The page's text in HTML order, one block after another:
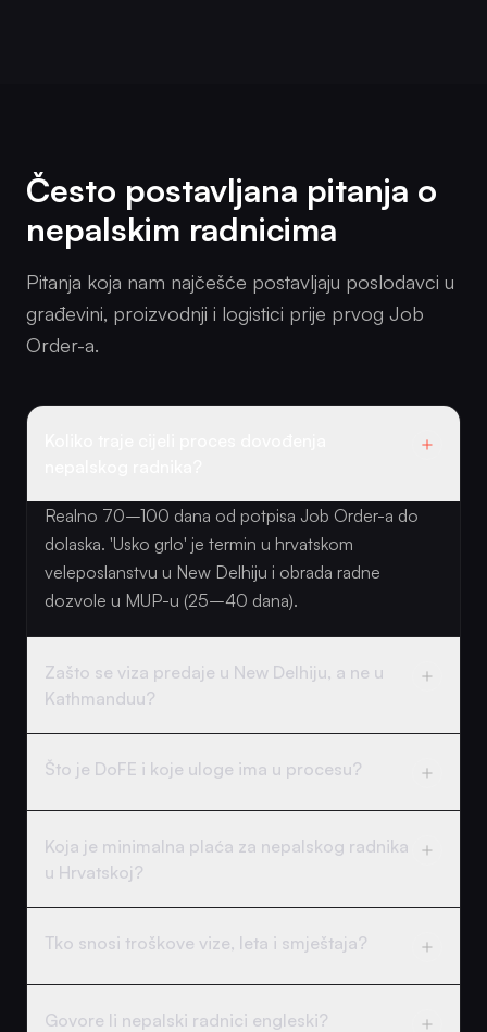
Često postavljana pitanja o
nepalskim radnicima
Pitanja koja nam najčešće postavljaju poslodavci u
građevini, proizvodnji i logistici prije prvog Job
Order-a.
Realno 70–100 dana od potpisa Job Order-a do
dolaska. 'Usko grlo' je termin u hrvatskom
veleposlanstvu u New Delhiju i obrada radne
dozvole u MUP-u (25–40 dana).
Zašto se viza predaje u New Delhiju, a ne u
Kathmanduu?
Što je DoFE i koje uloge ima u procesu?
Koja je minimalna plaća za nepalskog radnika
u Hrvatskoj?
Tko snosi troškove vize, leta i smještaja?
Govore li nepalski radnici engleski?